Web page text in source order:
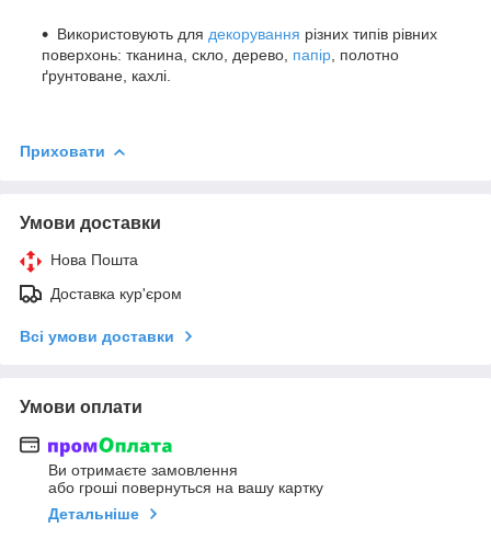
Використовують для декорування різних типів рівних
поверхонь: тканина, скло, дерево, папір , полотно
ґрунтоване, кахлі.
Приховати
Умови доставки
Нова Пошта
Доставка кур'єром
Всі умови доставки
Умови оплати
Ви отримаєте замовлення
або гроші повернуться на вашу картку
Детальніше